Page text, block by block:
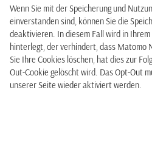
Wenn Sie mit der Speicherung und
einverstanden sind, können Sie die
deaktivieren. In diesem Fall wird in
hinterlegt, der verhindert, dass Matomo
Sie Ihre Cookies löschen, hat dies zur
Out-Cookie gelöscht wird. Das Opt-Out
unserer Seite wieder aktiviert werden.